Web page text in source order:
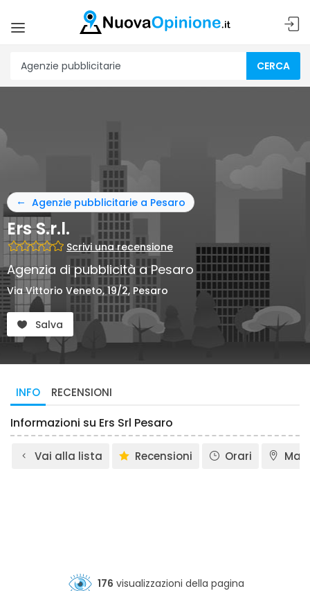
CERCA
Agenzie pubblicitarie a Pesaro
Ers S.r.l.
Scrivi una recensione
Agenzia di pubblicità a Pesaro
Via Vittorio Veneto, 19/2, Pesaro
Salva
INFO RECENSIONI
Informazioni su Ers Srl Pesaro
Vai alla lista Recensioni Orari
176 visualizzazioni della pagina